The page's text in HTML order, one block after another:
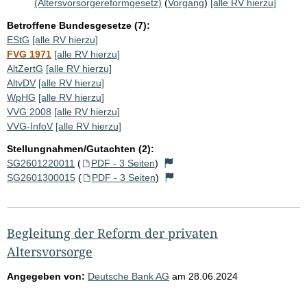
(Altersvorsorgereformgesetz) (Vorgang) [alle RV hierzu]
Betroffene Bundesgesetze (7):
EStG [alle RV hierzu]
FVG 1971 [alle RV hierzu]
AltZertG [alle RV hierzu]
AltvDV [alle RV hierzu]
WpHG [alle RV hierzu]
VVG 2008 [alle RV hierzu]
VVG-InfoV [alle RV hierzu]
Stellungnahmen/Gutachten (2):
SG2601220011 ( PDF - 3 Seiten)
SG2601300015 ( PDF - 3 Seiten)
Begleitung der Reform der privaten
Altersvorsorge
Angegeben von: Deutsche Bank AG am 28.06.2024